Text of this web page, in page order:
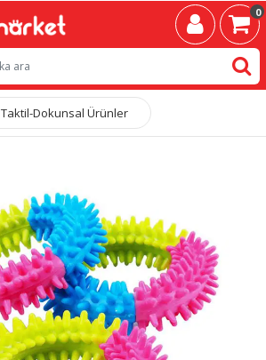
0
Taktil-Dokunsal Ürünler